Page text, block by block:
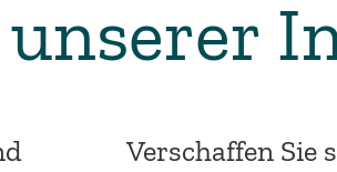
unserer
Verschaffen Sie